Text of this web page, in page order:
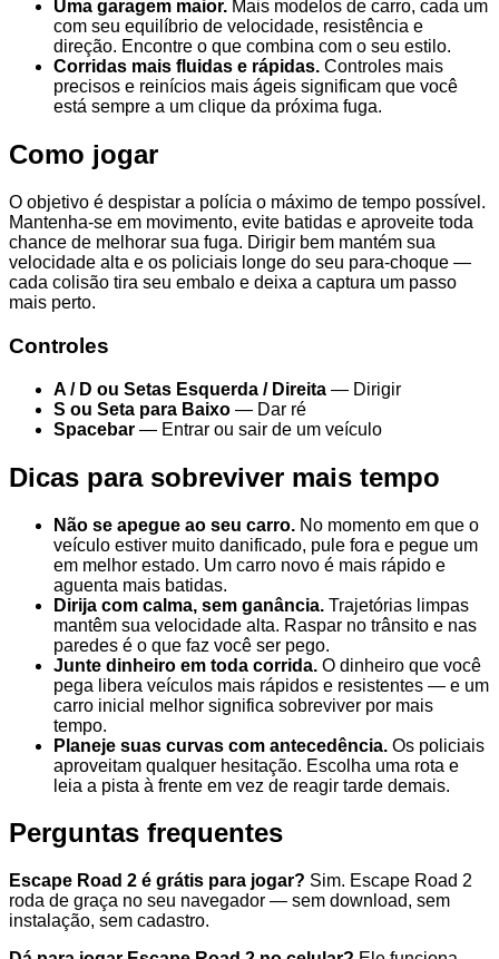
Uma garagem maior. Mais modelos de carro, cada um
com seu equilíbrio de velocidade, resistência e
direção. Encontre o que combina com o seu estilo.
Corridas mais fluidas e rápidas. Controles mais
precisos e reinícios mais ágeis significam que você
está sempre a um clique da próxima fuga.
Como jogar
O objetivo é despistar a polícia o máximo de tempo possível.
Mantenha-se em movimento, evite batidas e aproveite toda
chance de melhorar sua fuga. Dirigir bem mantém sua
velocidade alta e os policiais longe do seu para-choque —
cada colisão tira seu embalo e deixa a captura um passo
mais perto.
Controles
A / D ou Setas Esquerda / Direita — Dirigir
S ou Seta para Baixo — Dar ré
Spacebar — Entrar ou sair de um veículo
Dicas para sobreviver mais tempo
Não se apegue ao seu carro. No momento em que o
veículo estiver muito danificado, pule fora e pegue um
em melhor estado. Um carro novo é mais rápido e
aguenta mais batidas.
Dirija com calma, sem ganância. Trajetórias limpas
mantêm sua velocidade alta. Raspar no trânsito e nas
paredes é o que faz você ser pego.
Junte dinheiro em toda corrida. O dinheiro que você
pega libera veículos mais rápidos e resistentes — e um
carro inicial melhor significa sobreviver por mais
tempo.
Planeje suas curvas com antecedência. Os policiais
aproveitam qualquer hesitação. Escolha uma rota e
leia a pista à frente em vez de reagir tarde demais.
Perguntas frequentes
Escape Road 2 é grátis para jogar? Sim. Escape Road 2
roda de graça no seu navegador — sem download, sem
instalação, sem cadastro.